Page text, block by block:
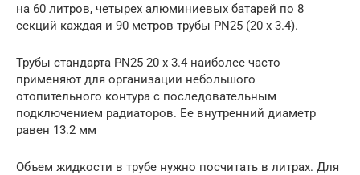
на 60 литров, четырех алюминиевых батарей по 8
секций каждая и 90 метров трубы PN25 (20 x 3.4).
Трубы стандарта PN25 20 х 3.4 наиболее часто
применяют для организации небольшого
отопительного контура с последовательным
подключением радиаторов. Ее внутренний диаметр
равен 13.2 мм
Объем жидкости в трубе нужно посчитать в литрах. Для